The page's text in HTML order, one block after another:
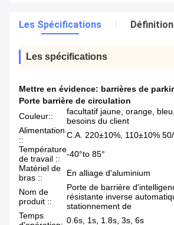
Les Spécifications Définition
Les spécifications
Mettre en évidence: barrières de
Porte barrière de circulation
Couleur::
facultatif jaune, orange,
besoins du client
Alimentation
::
C.A. 220±10%, 110±10%
Température
de travail ::
-40°to 85°
Matériel de
bras ::
En alliage d'aluminium
Nom de
produit ::
Porte de barrière
résistante inverse
stationnement de
Temps
0.6s, 1s, 1.8s, 3s, 6s